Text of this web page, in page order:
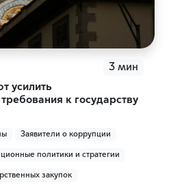
3 мин
усилить
к государству
Заявители о коррупции
политики и стратегии
закупок